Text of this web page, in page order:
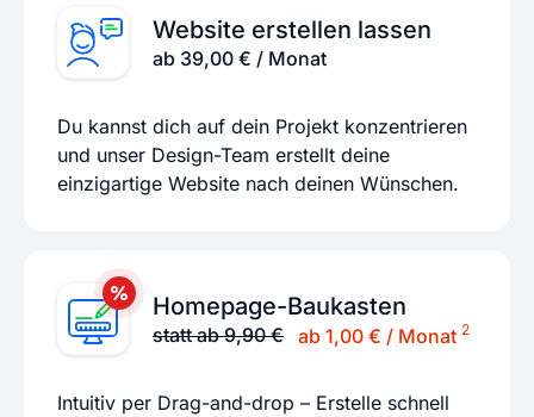
Website erstellen lassen
ab 39,00 € / Monat
Du kannst dich auf dein Projekt konzentrieren
und unser Design-Team erstellt deine
einzigartige Website nach deinen Wünschen.
Homepage-Baukasten
statt ab 9,90 € ab 1,00 € / Monat 2
Intuitiv per Drag-and-drop – Erstelle schnell